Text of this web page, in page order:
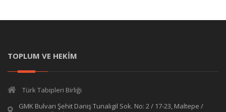
TOPLUM VE HEKİM
Türk Tabipleri Birliği
GMK Bulvarı Şehit Daniş Tunalıgil Sok. No: 2 / 17-23, Maltepe /